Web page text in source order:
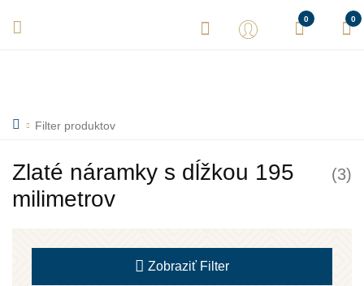
0 0
Filter produktov
Zlaté náramky s dĺžkou 195
milimetrov
(3)
Zobraziť Filter